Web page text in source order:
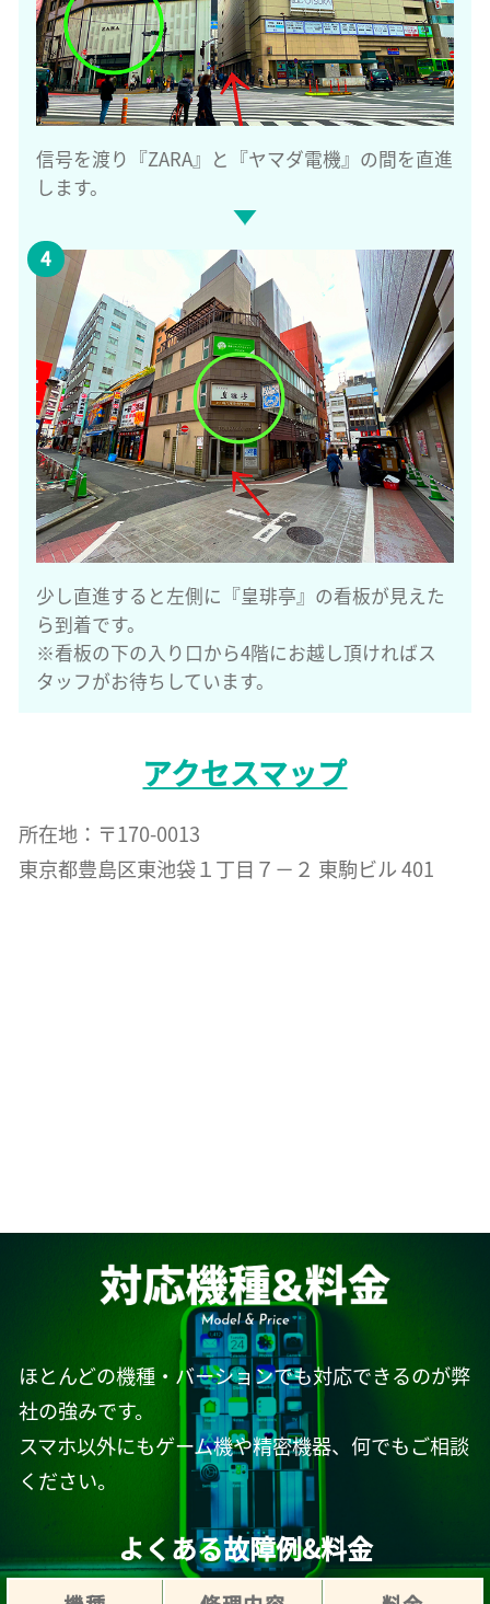
信号を渡り『ZARA』と『ヤマダ電機』の間を直進
します。
少し直進すると左側に『皇琲亭』の看板が見えた
ら到着です。
※看板の下の入り口から4階にお越し頂ければス
タッフがお待ちしています。
アクセスマップ
所在地：〒170-0013
東京都豊島区東池袋１丁目７−２ 東駒ビル 401
ほとんどの機種・バーションでも対応できるのが弊
社の強みです。
スマホ以外にもゲーム機や精密機器、何でもご相談
ください。
よくある故障例&料金